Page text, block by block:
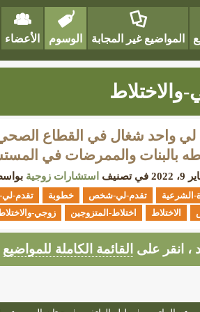
المواضيع غير المجابة الوسوم الأعضاء
والاختلاط
لي واحد شغال في القطاع
بالبنات والممرضات في
2022 في تصنيف استشارات زوجية
الشرعية تقدم-لي-شخص خطوبة تقدم-
الاختلاط اختلاط-المتزوجين زوجي-
، انقر على القائمة الكاملة للمواضيع